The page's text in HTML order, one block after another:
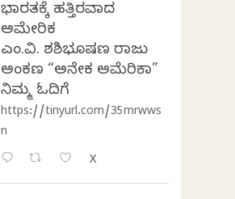
ಭಾರತಕ್ಕೆ ಹತ್ತಿರವಾದ
ಅಮೇರಿಕ
ಎಂ.ವಿ. ಶಶಿಭೂಷಣ ರಾಜು
ಅಂಕಣ “ಅನೇಕ ಅಮೆರಿಕಾ”
ನಿಮ್ಮ ಓದಿಗೆ
https://tinyurl.com/35mrwws
n
X